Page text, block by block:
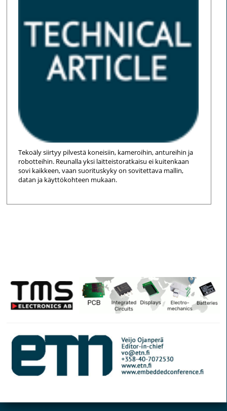
Tekoäly siirtyy pilvestä koneisiin, kameroihin, antureihin ja
robotteihin. Reunalla yksi laitteistoratkaisu ei kuitenkaan
sovi kaikkeen, vaan suorituskyky on sovitettava mallin,
datan ja käyttökohteen mukaan.